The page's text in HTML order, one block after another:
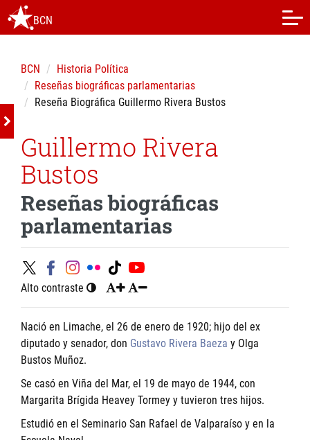
BCN
BCN
Historia Política
Reseñas biográficas parlamentarias
Reseña Biográfica Guillermo Rivera Bustos
Guillermo Rivera
Bustos
Reseñas biográficas
parlamentarias
Alto contraste
Nació en Limache, el 26 de enero de 1920; hijo del ex
diputado y senador, don Gustavo Rivera Baeza y Olga
Bustos Muñoz.
Se casó en Viña del Mar, el 19 de mayo de 1944, con
Margarita Brígida Heavey Tormey y tuvieron tres hijos.
Estudió en el Seminario San Rafael de Valparaíso y en la